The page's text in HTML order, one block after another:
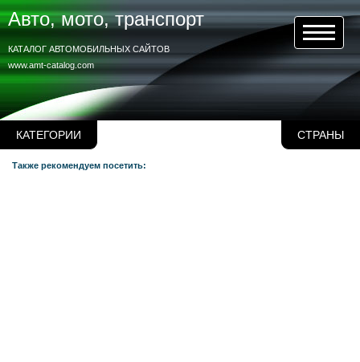
КАТЕГОРИИ СТРАНЫ
Авто, мото, транспорт
www.amt-catalog.com
КАТАЛОГ АВТОМОБИЛЬНЫХ САЙТОВ
Также рекомендуем посетить: